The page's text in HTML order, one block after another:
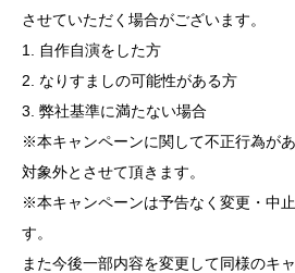
させていただく場合がございます。
1. 自作自演をした方
2. なりすましの可能性がある方
3. 弊社基準に満たない場合
※本キャンペーンに関して不正行為が
対象外とさせて頂きます。
※本キャンペーンは予告なく変更・中
す。
また今後一部内容を変更して同様のキ